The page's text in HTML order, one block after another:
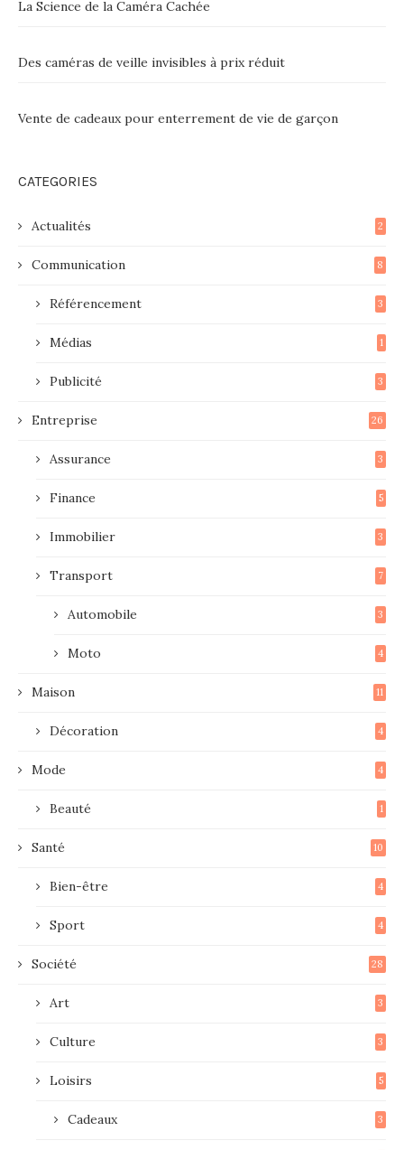
La Science de la Caméra Cachée
Des caméras de veille invisibles à prix réduit
Vente de cadeaux pour enterrement de vie de garçon
CATEGORIES
Actualités 2
Communication 8
Référencement 3
Médias 1
Publicité 3
Entreprise 26
Assurance 3
Finance 5
Immobilier 3
Transport 7
Automobile 3
Moto 4
Maison 11
Décoration 4
Mode 4
Beauté 1
Santé 10
Bien-être 4
Sport 4
Société 28
Art 3
Culture 3
Loisirs 5
Cadeaux 3